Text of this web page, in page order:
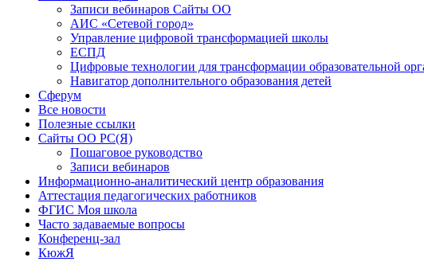
Записи вебинаров Сайты ОО
АИС «Сетевой город»
Управление цифровой трансформацией школы
ЕСПД
Цифровые технологии для трансформации образовательной
Навигатор дополнительного образования детей
Сферум
Все новости
Полезные ссылки
Сайты ОО РС(Я)
Пошаговое руководство
Записи вебинаров
Информационно-аналитический центр образования
Аттестация педагогических работников
ФГИС Моя школа
Часто задаваемые вопросы
Конференц-зал
КюжЯ